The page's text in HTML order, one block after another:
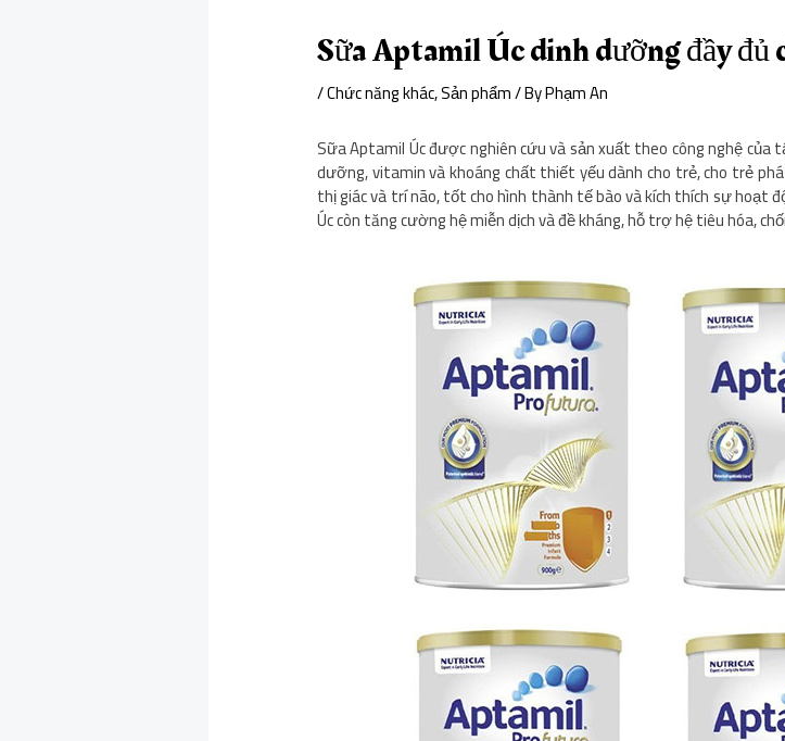
Sữa Aptamil Úc dinh dưỡng đầy
/Chức năng khác,Sản phẩm/ ByPhạm An
Sữa Aptamil Úc được nghiên cứu và sản xuất theo công nghệ của
dưỡng, vitamin và khoáng chất thiết yếu dành cho trẻ, cho trẻ
thị giác và trí não, tốt cho hình thành tế bào và kích thích sự hoạt
Úc còn tăng cường hệ miễn dịch và đề kháng, hỗ trợ hệ tiêu hóa,